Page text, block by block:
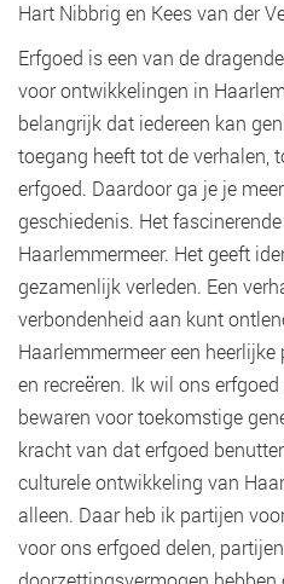
Hart Nibbrig en Kees van der
Erfgoed is een van de
voor ontwikkelingen in
belangrijk dat iedereen kan
toegang heeft tot de verhalen,
erfgoed. Daardoor ga je je
geschiedenis. Het
Haarlemmermeer. Het geeft
gezamenlijk verleden. Een
verbondenheid aan kunt
Haarlemmermeer een
en recreëren. Ik wil ons
bewaren voor toekomstige
kracht van dat erfgoed
culturele ontwikkeling van
alleen. Daar heb ik partijen
voor ons erfgoed delen,